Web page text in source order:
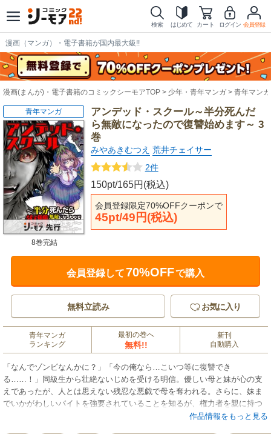
検索 はじめて カート ログイン 会員登録
漫画（マンガ）・電子書籍が国内最大級!!
漫画(まんが)・電子書籍のコミックシーモアTOP 少年・青年マンガ 青年マンガ
アンデッド・スクール～半分死んだ
ら無敵になったので復讐始めます～ 3
巻
みやあきむつえ 荒井チェイサー
2件
150pt/165円(税込)
会員登録限定70%OFFクーポンで
45pt/49円(税込)
青年マンガ
8巻完結
会員登録して70%OFFで購入
無料立読み お気に入り
青年マンガ
ランキング
最初の巻へ
無料!!
新刊
自動購入
「なんでゾンビなんかに？」「今の俺なら…こいつ等に復讐でき
る……！」同級生から壮絶ないじめを受ける明信。優しい母と妹が心の支
えであったが、人とは思えない残忍な悪戯で母を奪われる。さらに、妹ま
でいかがわしいバイトを強要されていることを知るが、権力者を親に持つ
加害者等に為す術がない。追い打ちをかけるように動物実験と称して、明
作品情報をもっと見る